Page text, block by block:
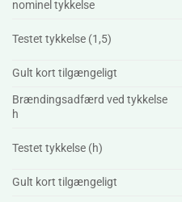
nominel tykkelse
Testet tykkelse (1,5)
Gult kort tilgængeligt
Brændingsadfærd ved tykkelse
h
Testet tykkelse (h)
Gult kort tilgængeligt